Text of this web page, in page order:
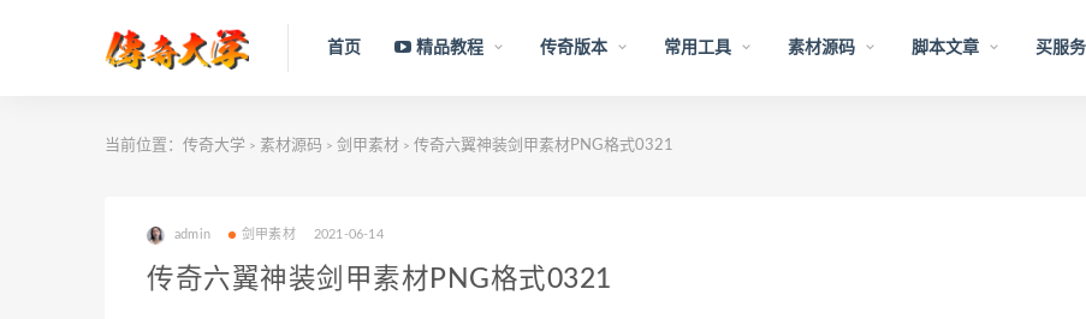
首页 精品教程 传奇版本 常用工具 素材源码 脚本文章 买服
当前位置： 传奇大学 > 素材源码 > 剑甲素材 > 传奇六翼神装剑甲素材PNG格式0321
admin 剑甲素材 2021-06-14
传奇六翼神装剑甲素材PNG格式0321